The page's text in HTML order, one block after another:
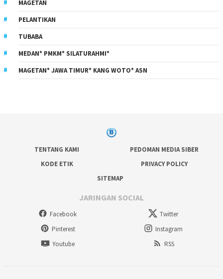
MAGETAN
PELANTIKAN
TUBABA
MEDAN* PMKM* SILATURAHMI*
MAGETAN* JAWA TIMUR* KANG WOTO* ASN
TENTANG KAMI
PEDOMAN MEDIA SIBER
KODE ETIK
PRIVACY POLICY
SITEMAP
JARINGAN SOCIAL
Facebook
Twitter
Pinterest
Instagram
Youtube
RSS